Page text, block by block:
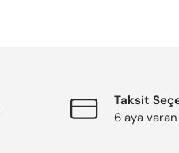
Taksit
6 aya